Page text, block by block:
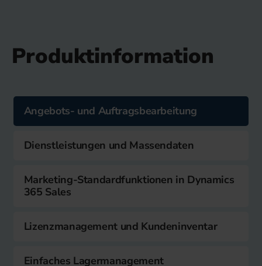
Produktinformation
Angebots- und Auftragsbearbeitung
Dienstleistungen und Massendaten
Marketing-Standardfunktionen in Dynamics
365 Sales
Lizenzmanagement und Kundeninventar
Einfaches Lagermanagement